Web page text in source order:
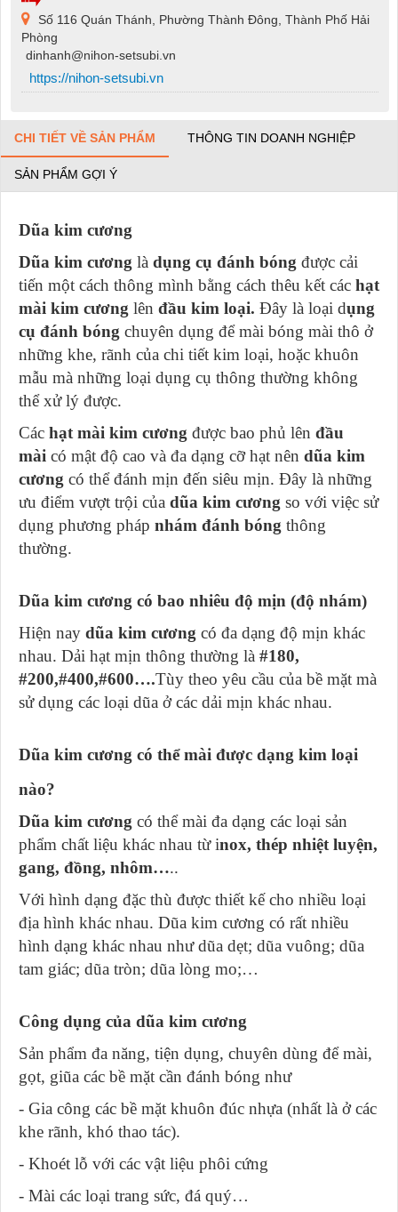
Số 116 Quán Thánh, Phường Thành Đông, Thành Phố Hải
Phòng
dinhanh@nihon-setsubi.vn
https://nihon-setsubi.vn
CHI TIẾT VỀ SẢN PHẨM THÔNG TIN DOANH NGHIỆP
SẢN PHẨM GỢI Ý
Dũa kim cương
Dũa kim cương là dụng cụ đánh bóng được cải
tiến một cách thông mình bằng cách thêu kết các hạt
mài kim cương lên đầu kim loại. Đây là loại dụng
cụ đánh bóng chuyên dụng để mài bóng mài thô ở
những khe, rãnh của chi tiết kim loại, hoặc khuôn
mẫu mà những loại dụng cụ thông thường không
thể xử lý được.
Các hạt mài kim cương được bao phủ lên đầu
mài có mật độ cao và đa dạng cỡ hạt nên dũa kim
cương có thể đánh mịn đến siêu mịn. Đây là những
ưu điểm vượt trội của dũa kim cương so với việc sử
dụng phương pháp nhám đánh bóng thông
thường.
Dũa kim cương có bao nhiêu độ mịn (độ nhám)
Hiện nay dũa kim cương có đa dạng độ mịn khác
nhau. Dải hạt mịn thông thường là #180,
#200,#400,#600….Tùy theo yêu cầu của bề mặt mà
sử dụng các loại dũa ở các dải mịn khác nhau.
Dũa kim cương có thể mài được dạng kim loại
nào?
Dũa kim cương có thể mài đa dạng các loại sản
phẩm chất liệu khác nhau từ inox, thép nhiệt luyện,
gang, đồng, nhôm…..
Với hình dạng đặc thù được thiết kế cho nhiều loại
địa hình khác nhau. Dũa kim cương có rất nhiều
hình dạng khác nhau như dũa dẹt; dũa vuông; dũa
tam giác; dũa tròn; dũa lòng mo;…
Công dụng của dũa kim cương
Sản phẩm đa năng, tiện dụng, chuyên dùng để mài,
gọt, giũa các bề mặt cần đánh bóng như
- Gia công các bề mặt khuôn đúc nhựa (nhất là ở các
khe rãnh, khó thao tác).
- Khoét lỗ với các vật liệu phôi cứng
- Mài các loại trang sức, đá quý…